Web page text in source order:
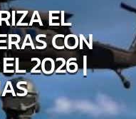
EL
CON
2026 |